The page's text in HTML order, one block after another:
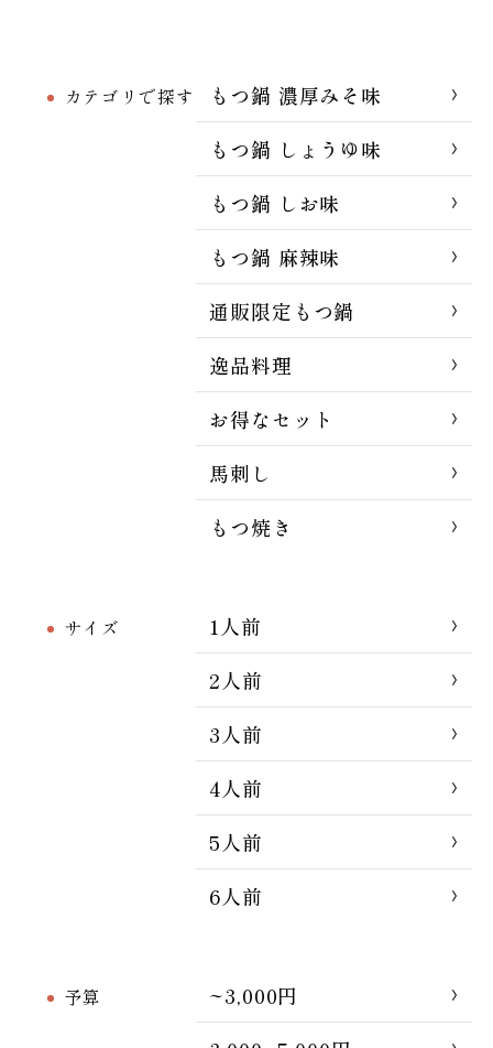
カテゴリで探す
もつ鍋 濃厚みそ味
もつ鍋 しょうゆ味
もつ鍋 しお味
もつ鍋 麻辣味
通販限定もつ鍋
逸品料理
お得なセット
馬刺し
もつ焼き
サイズ
1人前
2人前
3人前
4人前
5人前
6人前
予算
~3,000円